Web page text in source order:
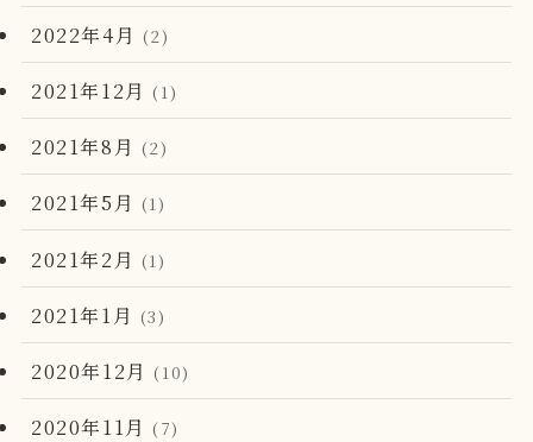
2022年4月 (2)
2021年12月 (1)
2021年8月 (2)
2021年5月 (1)
2021年2月 (1)
2021年1月 (3)
2020年12月 (10)
2020年11月 (7)